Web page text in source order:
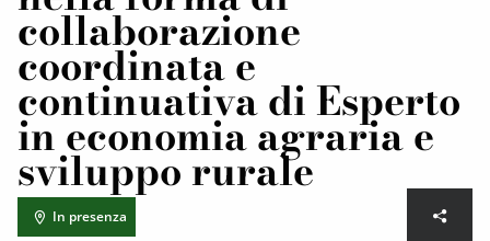
collaborazione
coordinata e
continuativa di Esperto
in economia agraria e
sviluppo rurale
In presenza